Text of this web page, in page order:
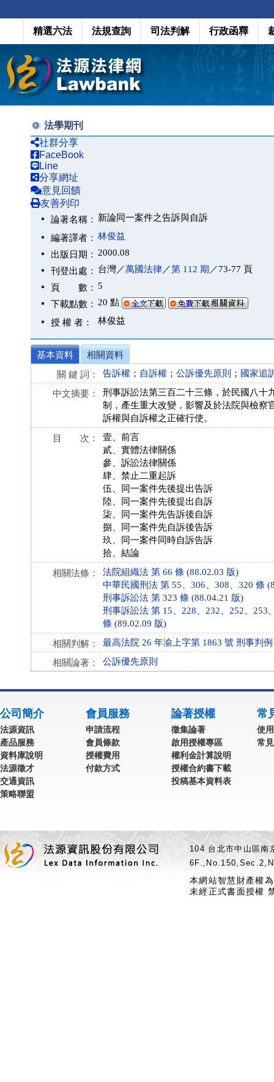
精選六法 法規查詢 司法判解 行政函釋
法學期刊
社群分享
FaceBook
Line
分享網址
意見回饋
友善列印
論著名稱： 新論同一案件之告訴與自訴
編著譯者： 林俊益
出版日期： 2000.08
刊登出處： 台灣／萬國法律／第 112 期 ／73-77 頁
頁 數： 5
下載點數： 20 點
授 權 者： 林俊益
基本資料
相關資料
關 鍵 詞：
告訴權 ； 自訴權 ； 公訴優先原則 ； 國家追
中文摘要：
刑事訴訟法第三百二十三條，於民國八十
制，產生重大改變，影響及於法院與檢察
訴權與自訴權之正確行使。
目 次：
壹、前言
貳、實體法律關係
參、訴訟法律關係
肆、禁止二重起訴
伍、同一案件先後提出告訴
陸、同一案件先後提出自訴
柒、同一案件先告訴後自訴
捌、同一案件先自訴後告訴
玖、同一案件同時自訴告訴
拾、結論
相關法條：
法院組織法 第 66 條 (88.02.03 版)
中華民國刑法 第 55、306、308、320 條
刑事訴訟法 第 323 條 (88.04.21 版)
刑事訴訟法 第 15、228、232、252、253
條 (89.02.09 版)
相關判解： 最高法院 26 年渝上字第 1863 號 刑事判例
相關論著： 公訴優先原則
公司簡介
法源資訊
產品服務
資料庫說明
法源徵才
交通資訊
策略聯盟
會員服務
申請流程
會員條款
授權費用
付款方式
論著授權
徵集論著
啟用授權專區
權利金計算說明
授權合約書下載
投稿基本資料表
常
使
常
104 台北市中山區
本網站智慧財產權
未經正式書面授權